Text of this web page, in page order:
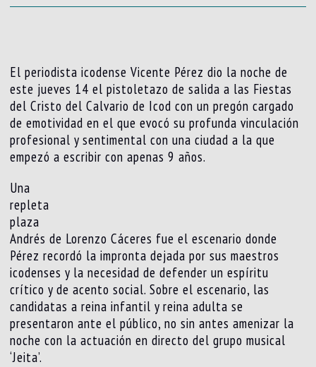
El periodista icodense Vicente Pérez dio la noche de
este jueves 14 el pistoletazo de salida a las Fiestas
del Cristo del Calvario de Icod con un pregón cargado
de emotividad en el que evocó su profunda vinculación
profesional y sentimental con una ciudad a la que
empezó a escribir con apenas 9 años.
Una
repleta
plaza
Andrés de Lorenzo Cáceres fue el escenario donde
Pérez recordó la impronta dejada por sus maestros
icodenses y la necesidad de defender un espíritu
crítico y de acento social. Sobre el escenario, las
candidatas a reina infantil y reina adulta se
presentaron ante el público, no sin antes amenizar la
noche con la actuación en directo del grupo musical
‘Jeita’.